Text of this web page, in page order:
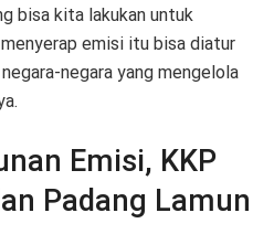
bisa kita lakukan untuk
emisi itu bisa diatur
negara yang mengelola
Emisi, KKP
Padang Lamun